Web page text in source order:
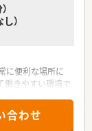
対応していま
どを通し、臨床
動をすることな
魅力です。
在宅業務もしっか
ーカ勉強会、長期
）
に便利な場所に
働きやすい環境で
多岐にわたって
け付けていま
合わせ